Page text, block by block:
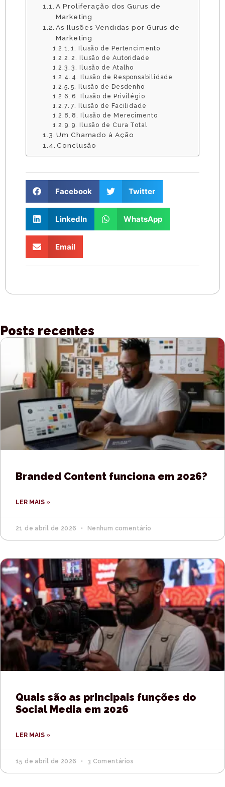
A Proliferação dos Gurus de
Marketing
As Ilusões Vendidas por Gurus de
Marketing
1. Ilusão de Pertencimento
2. Ilusão de Autoridade
3. Ilusão de Atalho
4. Ilusão de Responsabilidade
5. Ilusão de Desdenho
6. Ilusão de Privilégio
7. Ilusão de Facilidade
8. Ilusão de Merecimento
9. Ilusão de Cura Total
Um Chamado à Ação
Conclusão
Facebook Twitter
LinkedIn WhatsApp
Email
Posts recentes
Branded Content funciona em 2026?
LER MAIS »
21 de abril de 2026 Nenhum comentário
Quais são as principais funções do
Social Media em 2026
LER MAIS »
15 de abril de 2026 3 Comentários